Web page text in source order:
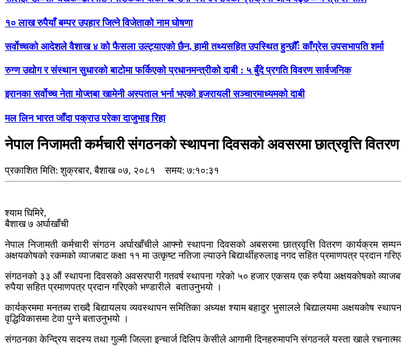
१० लाख रुपैयाँ बम्पर उपहार जित्ने विजेताको नाम घोषणा
सर्वोच्चको आदेशले वैशाख ४ को फैसला उल्ट्याएको छैन, हामी तथ्यसहित उपस्थित हुन्छौँः काँग्रेस उपसभापति शर्मा
रुग्ण उद्योग र संस्थान सुधारको बाटोमा फर्किएको प्रधानमन्त्रीको दाबी : ५ बुँदे प्रगति विवरण सार्वजनिक
इरानका सर्वोच्च नेता मोज्तबा खामेनी अस्पताल भर्ना भएको इजरायली सञ्चारमाध्यमको दाबी
मल लिन भारत जाँदा पक्राउ परेका दाजुभाइ रिहा
नेपाल निजामती कर्मचारी संगठनकाे स्थापना दिवसको अवसरमा छात्रवृत्ति वितरण
प्रकाशित मिति:शुक्रबार, बैशाख ०७, २०८१ समय: ७:१०:३१
श्याम घिमिरे,
बैशाख ७ अर्घाखाँची
नेपाल निजामती कर्मचारी संगठन अर्घाखाँचीले आफ्नो स्थापना दिवसको अबसरमा छात्रवृत्ति वितरण कार्यक्रम
अक्षयकोषको रकमको व्याजबाट कक्षा ११ मा उत्कृष्ट नतिजा ल्याउने बिद्यार्थीहरुलाइ नगद सहित प्रमाणपत्र प्रदान
संगठनको ३३ औं स्थापना दिवसको अवसरपारी गतवर्ष स्थापना गरेको ५० हजार एकसय एक रुपैया अक्षयकोषको
रुपैया सहित प्रमाणपत्र प्रदान गरिएको भण्डारीले बताउनुभयो ।
कार्यक्रममा मनतब्य राख्दै बिद्यायलय व्यवस्थापन समितिका अध्यक्ष श्याम बहादुर भुसालले बिद्यालयमा अक्षयकोष
वृद्धिविकासमा टेवा पुग्ने बताउनुभयो ।
संगठनका केन्द्रिय सदस्य तथा गुल्मी जिल्ला इन्चार्ज दिलिप केसीले आगामी दिनहरुमापनि संगठनले यस्ता खाले